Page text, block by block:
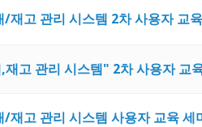
/재고 관리 시스템 2차 사용자 교
재고 관리 시스템" 2차 사용자 교
/재고 관리 시스템 사용자 교육